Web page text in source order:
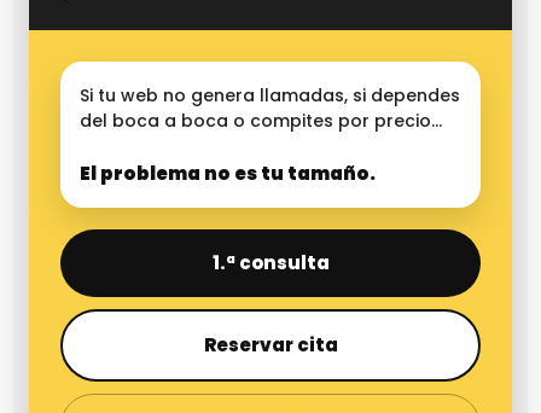
Si tu web no genera llamadas, si dependes
del boca a boca o compites por precio…
El problema no es tu tamaño.
1.ª consulta
Reservar cita